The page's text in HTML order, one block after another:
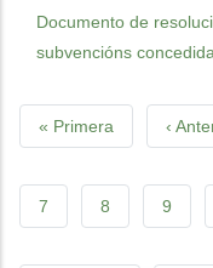
Documento de
subvencións
Pagination
First
« Primera ‹
Páxina
7 Páxina
8 Páxina
9